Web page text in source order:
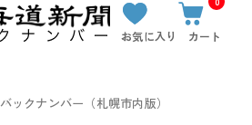
お気に入り カート
バックナンバー（札幌市内版）